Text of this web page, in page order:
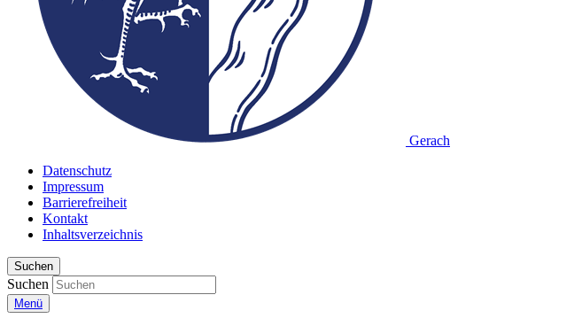
Gerach
Datenschutz
Impressum
Barrierefreiheit
Kontakt
Inhaltsverzeichnis
Suchen
Suchen
Menü